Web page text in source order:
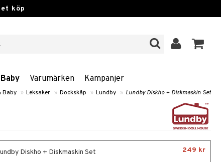
köp
Varumärken Kampanjer
Baby » Leksaker » Dockskåp » Lundby » Lundby Diskho + Diskmaskin Set
Diskho + Diskmaskin Set 249 kr